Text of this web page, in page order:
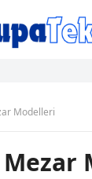
Modelleri